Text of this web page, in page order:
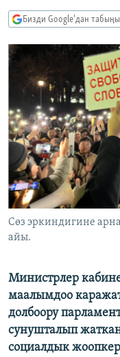
ДАНИСТЕ
ЭЖЕ-СИҢДИЛЕР
АЗАТТЫК+
ЫҢГАЙСЫЗ СУРООЛОР
Русский
ОНЛАЙН ШЕРИНЕ
ЭЕ/АРнун бардык
Бизди Google'дан
Сөз эркиндигине
айы.
Министрлер
маалымдоо
долбоору
сунушталып
социалдык